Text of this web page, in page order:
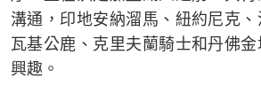
溝通，印地安納溜馬、紐約尼克
瓦基公鹿、克里夫蘭騎士和丹佛金
興趣。